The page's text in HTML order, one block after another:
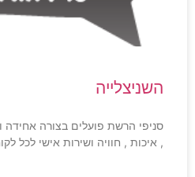
השניצלייה
סניפי הרשת פועלים בצורה אחידה
, איכות , חוויה ושירות אישי לכל